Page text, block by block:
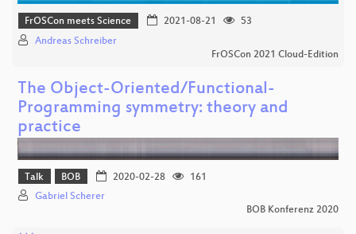
FrOSCon meets Science 2021-08-21
53
Andreas Schreiber
FrOSCon 2021 Cloud-Edition
The Object-Oriented/Functional-
Programming symmetry: theory and
practice
Talk BOB 2020-02-28
161
Gabriel Scherer
BOB Konferenz 2020